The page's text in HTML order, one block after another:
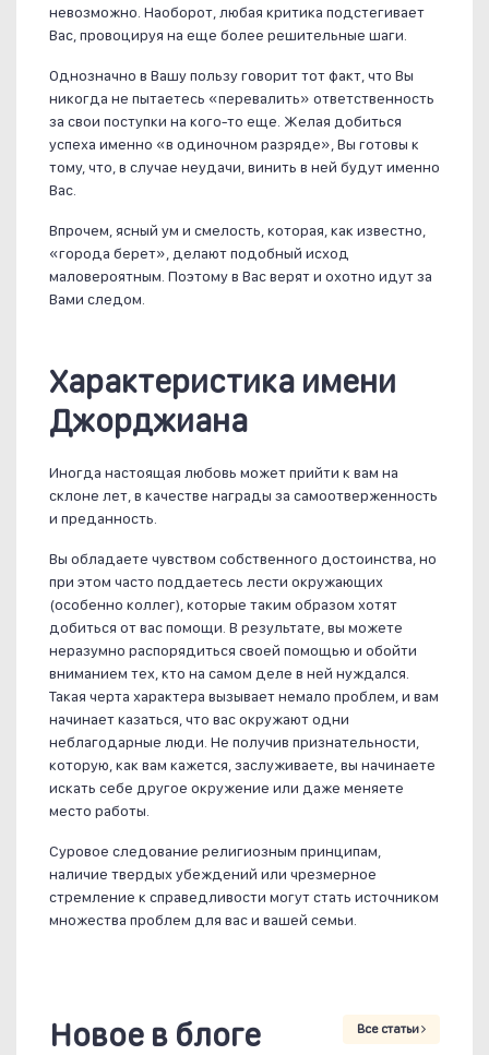
невозможно. Наоборот, любая критика подстегивает
Вас, провоцируя на еще более решительные шаги.
Однозначно в Вашу пользу говорит тот факт, что Вы
никогда не пытаетесь «перевалить» ответственность
за свои поступки на кого-то еще. Желая добиться
успеха именно «в одиночном разряде», Вы готовы к
тому, что, в случае неудачи, винить в ней будут именно
Вас.
Впрочем, ясный ум и смелость, которая, как известно,
«города берет», делают подобный исход
маловероятным. Поэтому в Вас верят и охотно идут за
Вами следом.
Характеристика имени
Джорджиана
Иногда настоящая любовь может прийти к вам на
склоне лет, в качестве награды за самоотверженность
и преданность.
Вы обладаете чувством собственного достоинства, но
при этом часто поддаетесь лести окружающих
(особенно коллег), которые таким образом хотят
добиться от вас помощи. В результате, вы можете
неразумно распорядиться своей помощью и обойти
вниманием тех, кто на самом деле в ней нуждался.
Такая черта характера вызывает немало проблем, и вам
начинает казаться, что вас окружают одни
неблагодарные люди. Не получив признательности,
которую, как вам кажется, заслуживаете, вы начинаете
искать себе другое окружение или даже меняете
место работы.
Суровое следование религиозным принципам,
наличие твердых убеждений или чрезмерное
стремление к справедливости могут стать источником
множества проблем для вас и вашей семьи.
Новое в блоге Все статьи